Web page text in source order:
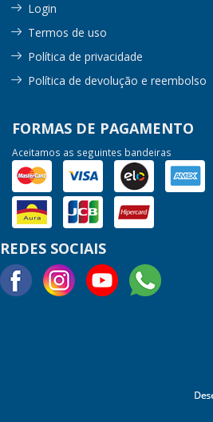
Login
Termos de uso
Política de privacidade
Política de devolução e reembolso
FORMAS DE PAGAMENTO
Aceitamos as seguintes bandeiras
REDES SOCIAIS